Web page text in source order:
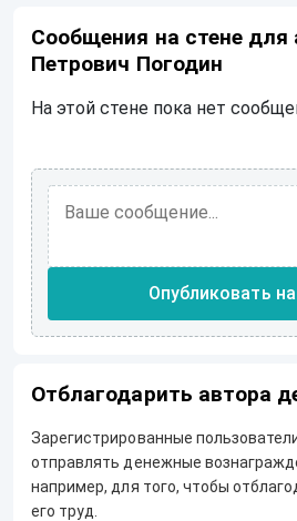
Сообщения на стене для
Петрович Погодин
На этой стене пока нет
Опубликовать
Отблагодарить автора
Зарегистрированные
отправлять денежные
например, для того, чтобы
его труд.